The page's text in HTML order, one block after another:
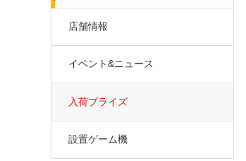
店舗情報
イベント&ニュース
入荷プライズ
設置ゲーム機